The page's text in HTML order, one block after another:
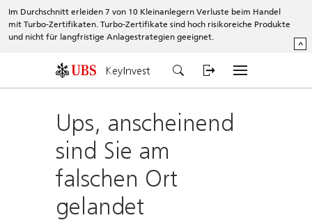
Im Durchschnitt erleiden 7 von 10 Kleinanlegern Verluste beim Handel
mit Turbo-Zertifikaten. Turbo-Zertifikate sind hoch risikoreiche Produkte
und nicht für langfristige Anlagestrategien geeignet.
^
KeyInvest
Ups, anscheinend
sind Sie am
falschen Ort
gelandet